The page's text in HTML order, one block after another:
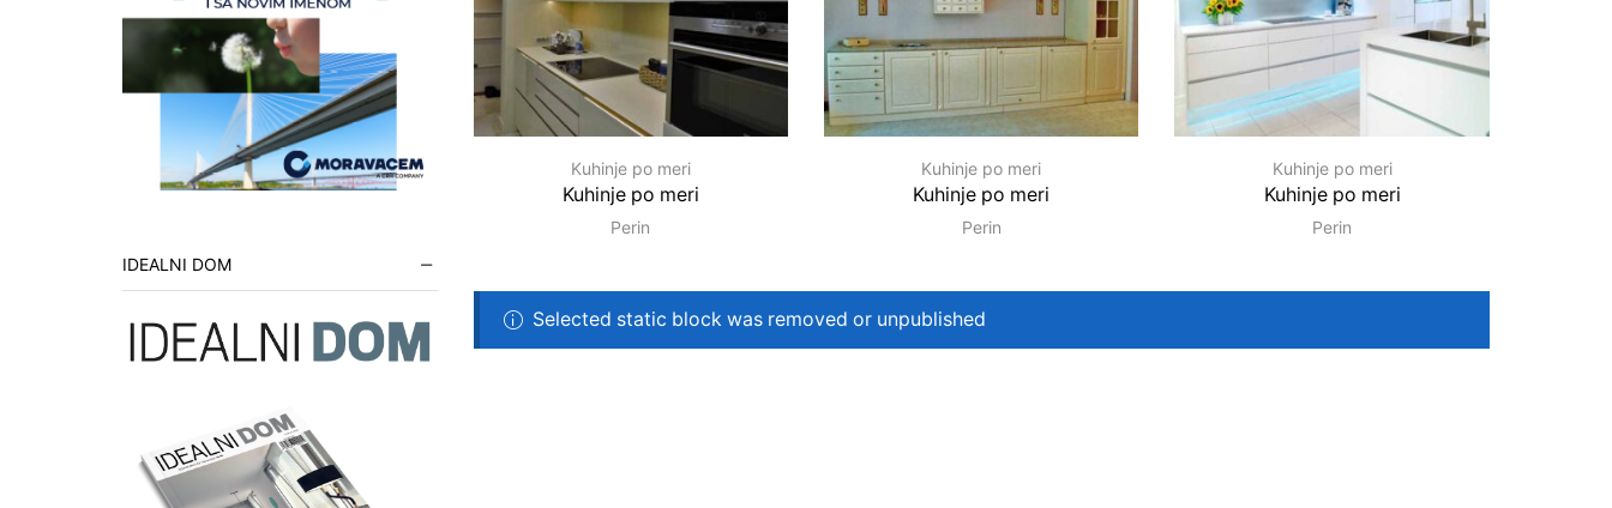
Kuhinje po meri
Kuhinje po meri
Perin
Kuhinje po meri
Kuhinje po meri
Perin
Kuhinje po meri
Kuhinje po meri
Perin
Selected static block was removed or unpublished
IDEALNI DOM